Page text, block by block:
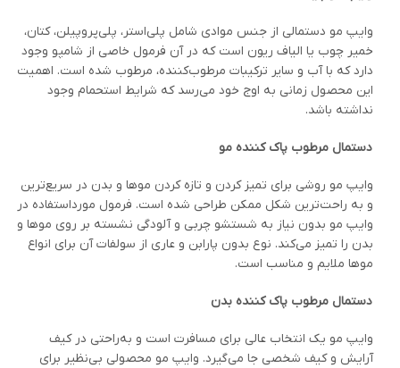
وایپ مو دستمالی از جنس موادی شامل پلی‌استر، پلی‌پروپیلن، کتان،
خمیر چوب یا الیاف ریون است که در آن فرمول خاصی از شامپو وجود
دارد که با آب و سایر ترکیبات مرطوب‌کننده، مرطوب شده است. اهمیت
این محصول زمانی به اوج خود می‌رسد که شرایط استحمام وجود
نداشته باشد.
دستمال مرطوب پاک کننده مو
وایپ مو روشی برای تمیز کردن و تازه کردن موها و بدن در سریع‌ترین
و به راحت‌ترین شکل ممکن طراحی شده است. فرمول مورداستفاده در
وایپ مو بدون نیاز به شستشو چربی و آلودگی نشسته بر روی موها و
بدن را تمیز می‌کند. نوع بدون پارابن و عاری از سولفات آن برای انواع
موها ملایم و مناسب است.
دستمال مرطوب پاک کننده بدن
وایپ مو یک انتخاب عالی برای مسافرت است و به‌راحتی در کیف
آرایش و کیف شخصی جا می‌گیرد. وایپ مو محصولی بی‌نظیر برای